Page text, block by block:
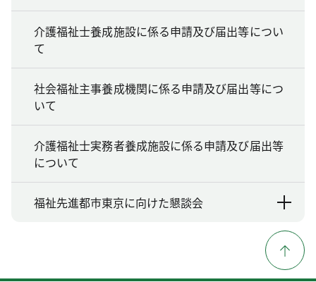
介護福祉士養成施設に係る申請及び届出等につい
て
社会福祉主事養成機関に係る申請及び届出等につ
いて
介護福祉士実務者養成施設に係る申請及び届出等
について
福祉先進都市東京に向けた懇談会